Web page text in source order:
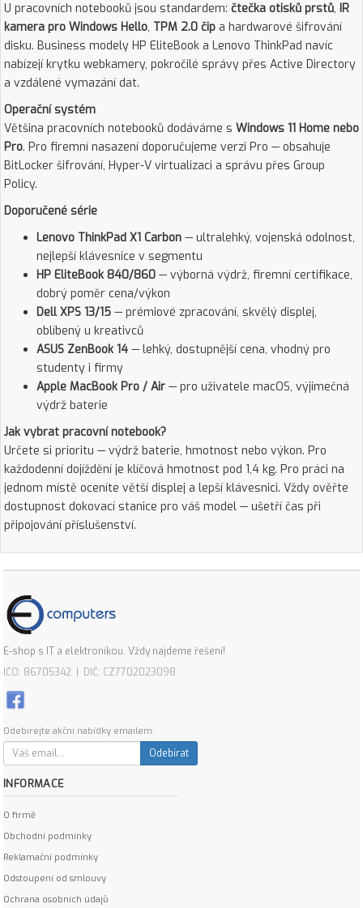
U pracovních notebooků jsou standardem: čtečka otisků prstů, IR
kamera pro Windows Hello, TPM 2.0 čip a hardwarové šifrování
disku. Business modely HP EliteBook a Lenovo ThinkPad navíc
nabízejí krytku webkamery, pokročilé správy přes Active Directory
a vzdálené vymazání dat.
Operační systém
Většina pracovních notebooků dodáváme s Windows 11 Home nebo
Pro. Pro firemní nasazení doporučujeme verzi Pro — obsahuje
BitLocker šifrování, Hyper-V virtualizaci a správu přes Group
Policy.
Doporučené série
Lenovo ThinkPad X1 Carbon — ultralehký, vojenská odolnost,
nejlepší klávesnice v segmentu
HP EliteBook 840/860 — výborná výdrž, firemní certifikace,
dobrý poměr cena/výkon
Dell XPS 13/15 — prémiové zpracování, skvělý displej,
oblíbený u kreativců
ASUS ZenBook 14 — lehký, dostupnější cena, vhodný pro
studenty i firmy
Apple MacBook Pro / Air — pro uživatele macOS, výjimečná
výdrž baterie
Jak vybrat pracovní notebook?
Určete si prioritu — výdrž baterie, hmotnost nebo výkon. Pro
každodenní dojíždění je klíčová hmotnost pod 1,4 kg. Pro práci na
jednom místě oceníte větší displej a lepší klávesnici. Vždy ověřte
dostupnost dokovací stanice pro váš model — ušetří čas při
připojování příslušenství.
E-shop s IT a elektronikou. Vždy najdeme řešení!
IČO: 86705342 | DIČ: CZ7702023098
Odebírejte akční nabídky emailem:
Odebírat
INFORMACE
O firmě
Obchodní podmínky
Reklamační podmínky
Odstoupení od smlouvy
Ochrana osobních údajů